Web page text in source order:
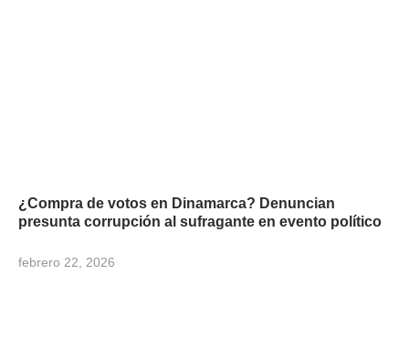
¿Compra de votos en Dinamarca? Denuncian
presunta corrupción al sufragante en evento político
febrero 22, 2026